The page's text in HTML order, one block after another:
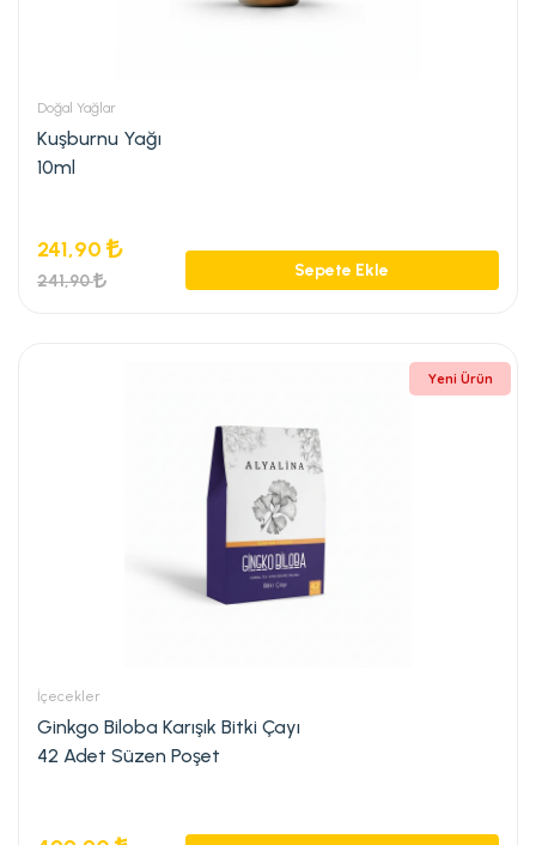
Doğal Yağlar
Kuşburnu Yağı
10ml
241,90
241,90
Sepete Ekle
Yeni Ürün
İçecekler
Ginkgo Biloba Karışık Bitki Çayı
42 Adet Süzen Poşet